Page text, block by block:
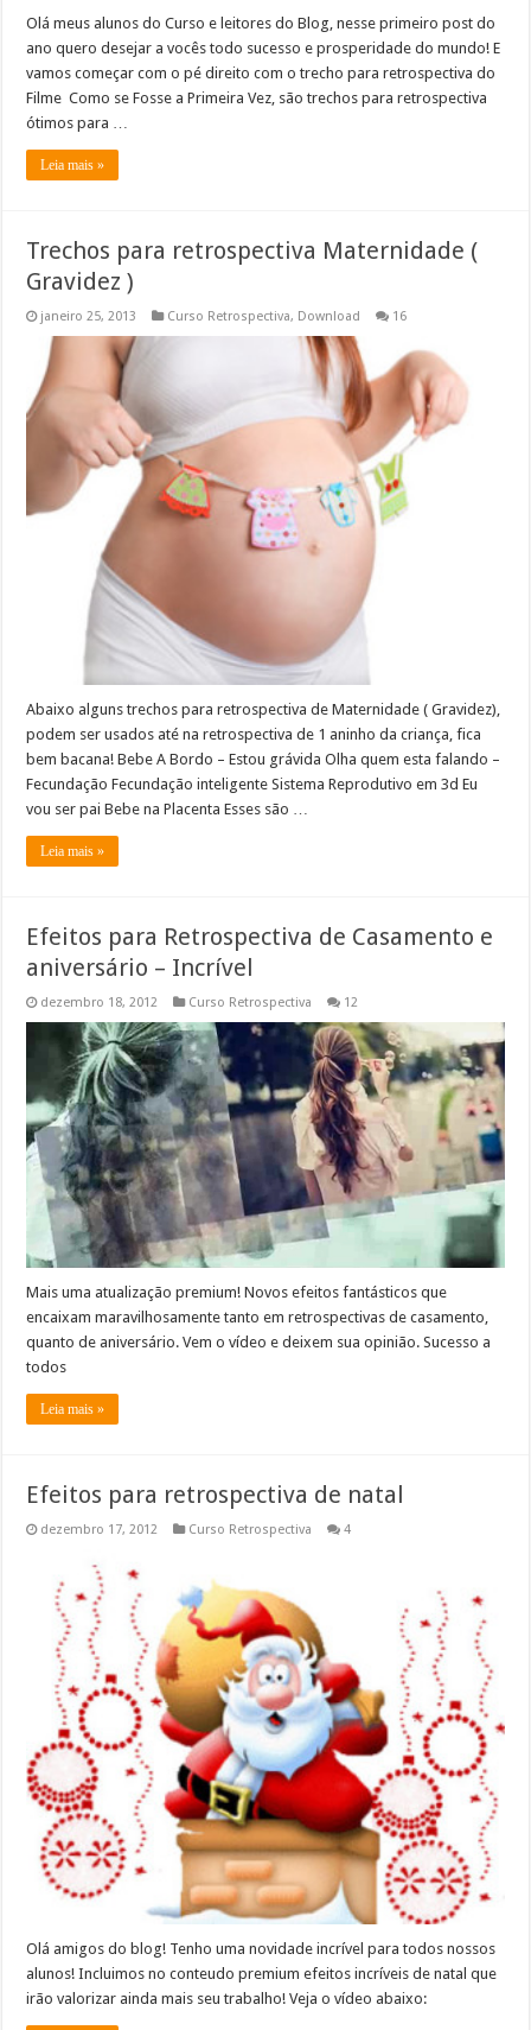
Olá meus alunos do Curso e leitores do Blog, nesse primeiro post do
ano quero desejar a vocês todo sucesso e prosperidade do mundo! E
vamos começar com o pé direito com o trecho para retrospectiva do
Filme Como se Fosse a Primeira Vez, são trechos para retrospectiva
ótimos para …
Leia mais »
Trechos para retrospectiva Maternidade (
Gravidez )
janeiro 25, 2013 Curso Retrospectiva, Download 16
Abaixo alguns trechos para retrospectiva de Maternidade ( Gravidez),
podem ser usados até na retrospectiva de 1 aninho da criança, fica
bem bacana! Bebe A Bordo – Estou grávida Olha quem esta falando –
Fecundação Fecundação inteligente Sistema Reprodutivo em 3d Eu
vou ser pai Bebe na Placenta Esses são …
Leia mais »
Efeitos para Retrospectiva de Casamento e
aniversário – Incrível
dezembro 18, 2012 Curso Retrospectiva 12
Mais uma atualização premium! Novos efeitos fantásticos que
encaixam maravilhosamente tanto em retrospectivas de casamento,
quanto de aniversário. Vem o vídeo e deixem sua opinião. Sucesso a
todos
Leia mais »
Efeitos para retrospectiva de natal
dezembro 17, 2012 Curso Retrospectiva 4
Olá amigos do blog! Tenho uma novidade incrível para todos nossos
alunos! Incluimos no conteudo premium efeitos incríveis de natal que
irão valorizar ainda mais seu trabalho! Veja o vídeo abaixo: